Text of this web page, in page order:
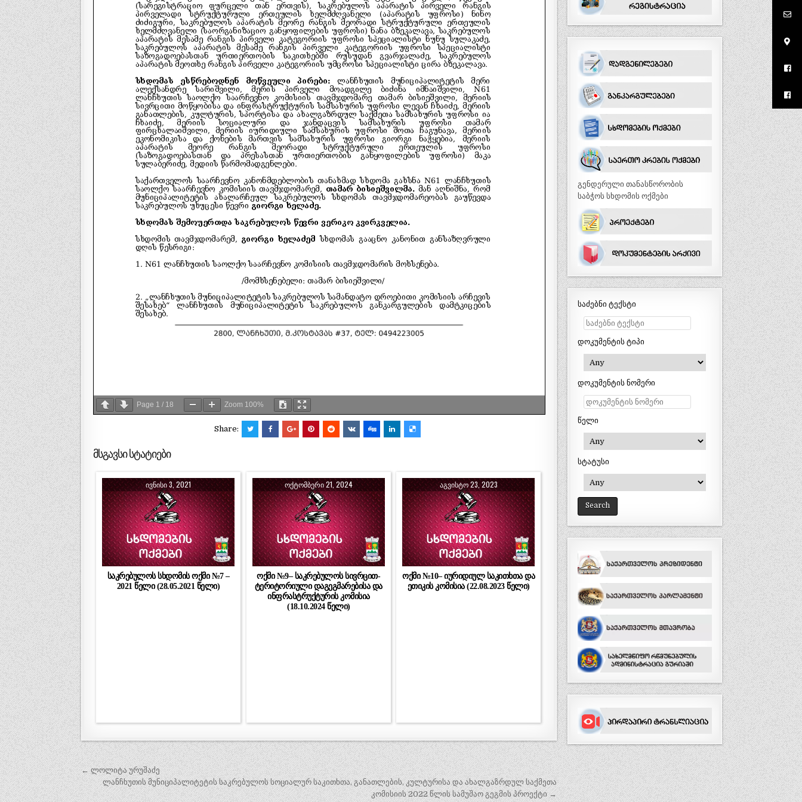
Page 1 / 18 Zoom 100%
Share:
მსგავსი სტატიები
ᲘᲕᲜᲘᲡᲘ 3, 2021
საკრებულოს სხდომის ოქმი №7 –
2021 წელი (28.05.2021 წელი)
ᲝᲥᲢᲝᲛᲑᲔᲠᲘ 21, 2024
ოქმი №9– საკრებულოს სივრცით-
ტერიტორიული დაგეგმარებისა და
ინფრასტრუქტურის კომისია
(18.10.2024 წელი)
ᲐᲒᲕᲘᲡᲢᲝ 23, 2023
ოქმი №10– იურიდიულ საკითხთა და
ეთიკის კომისია (22.08.2023 წელი)
პოსტის
ნავიგაცია
← ლოლიტა ურუშაძე
ლანჩხუთის მუნიციპალიტეტის საკრებულოს სოციალურ საკითხთა, განათლების, კულტურისა და ახალგაზრდულ საქმეთა
კომისიის 2022 წლის სამუშაო გეგმის პროექტი →
გენდერული თანასწორობის
საბჭოს სხდომის ოქმები
საძებნი ტექსტი
დოკუმენტის ტიპი
დოკუმენტის ნომერი
წელი
სტატუსი